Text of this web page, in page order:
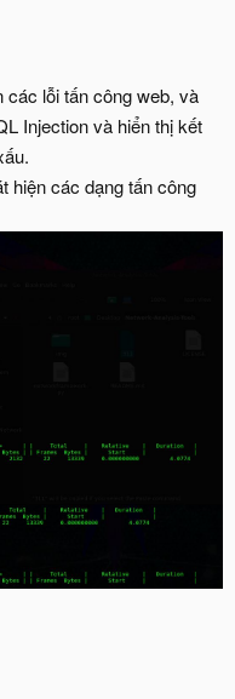
các lỗi tấn công web, và
Injection và hiển thị kết
hiện các dạng tấn công